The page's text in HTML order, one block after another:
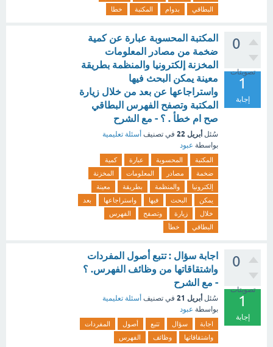
البطاقي
بدوام المكتبة خطا
0
تصويتات
1
إجابة
المكتبة المحسوبة عبارة عن كمية
ضخمة من مصادر المعلومات
المخزنة إلكترونيا والمنظمة بطريقة
معينة يمكن البحث فيها
واستراجاعها عن بعد من خلال زيارة
المكتبة وتصفح الفهرس البطاقي
صح ام خطأ . ؟ - مع الشرح
سُئل أبريل 22 في تصنيف أسئلة تعليمية
بواسطة عبود
المكتبة المحسوبة عبارة
كمية
ضخمة
مصادر المعلومات
المخزنة
إلكترونيا
والمنظمة بطريقة
معينة
يمكن
البحث فيها واستراجاعها
بعد
خلال
زيارة وتصفح
الفهرس
البطاقي
خطأ
0
تصويتات
1
إجابة
اجابة سؤال : تتبع أصول المفردات
واشتقاقاتها من وظائف الفهرس. ؟
- مع الشرح
سُئل أبريل 21 في تصنيف أسئلة تعليمية
بواسطة عبود
اجابة سؤال تتبع أصول
المفردات
واشتقاقاتها
وظائف الفهرس